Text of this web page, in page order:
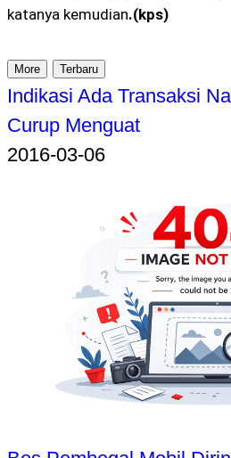
katanya kemudian.(kps)
More Terbaru
Indikasi Ada Transaksi
Curup Menguat
2016-03-06